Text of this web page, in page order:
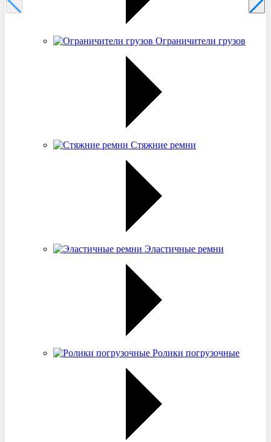
Ограничители грузов
Стяжние ремни
Эластичные ремни
Ролики погрузочные